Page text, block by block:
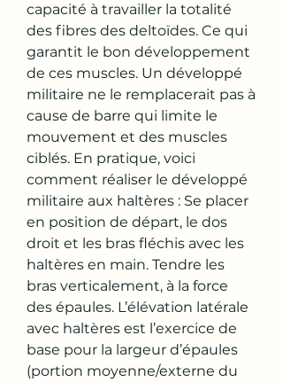
capacité à travailler la totalité
des fibres des deltoïdes. Ce qui
garantit le bon développement
de ces muscles. Un développé
militaire ne le remplacerait pas à
cause de barre qui limite le
mouvement et des muscles
ciblés. En pratique, voici
comment réaliser le développé
militaire aux haltères : Se placer
en position de départ, le dos
droit et les bras fléchis avec les
haltères en main. Tendre les
bras verticalement, à la force
des épaules. L’élévation latérale
avec haltères est l’exercice de
base pour la largeur d’épaules
(portion moyenne/externe du